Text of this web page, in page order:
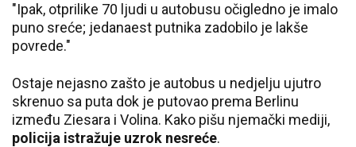
"Ipak, otprilike 70 ljudi u autobusu očigledno je imalo
puno sreće; jedanaest putnika zadobilo je lakše
povrede."
Ostaje nejasno zašto je autobus u nedjelju ujutro
skrenuo sa puta dok je putovao prema Berlinu
između Ziesara i Volina. Kako pišu njemački mediji,
policija istražuje uzrok nesreće.